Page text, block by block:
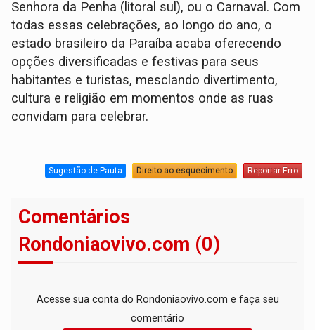
Senhora da Penha (litoral sul), ou o Carnaval. Com
todas essas celebrações, ao longo do ano, o
estado brasileiro da Paraíba acaba oferecendo
opções diversificadas e festivas para seus
habitantes e turistas, mesclando divertimento,
cultura e religião em momentos onde as ruas
convidam para celebrar.
Sugestão de Pauta Direito ao esquecimento Reportar Erro
Comentários
Rondoniaovivo.com (0)
Acesse sua conta do Rondoniaovivo.com e faça seu
comentário